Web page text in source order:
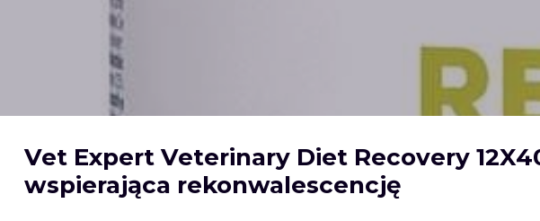
Vet Expert Veterinary Diet Recovery
wspierająca rekonwalescencję